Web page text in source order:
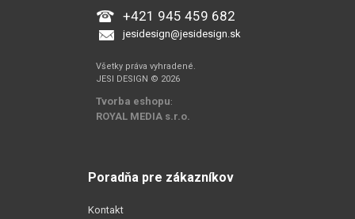
+421 945 459 682
jesidesign@jesidesign.sk
Všetky práva vyhradené.
JESI DESIGN © 2026
Tvorba eshopu:
ROYAL MEDIA s.r.o.
Poradňa pre zákazníkov
Kontakt